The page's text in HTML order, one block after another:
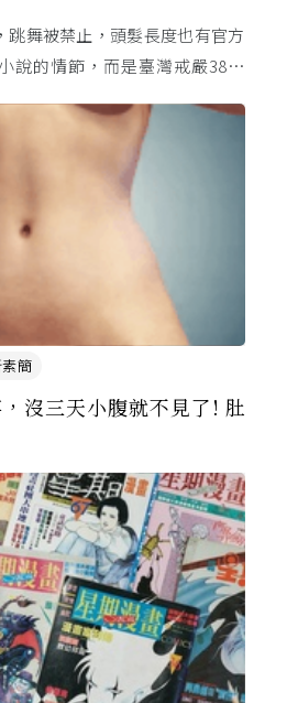
跳舞被禁止，頭髮長度也有官方
說的情節，而是臺灣戒嚴38年
沒三天小腹就不見了! 肚
簡